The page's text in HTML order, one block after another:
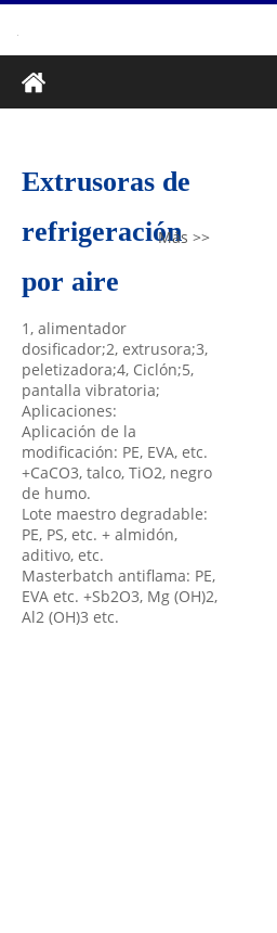
Extrusoras de
refrigeración
por aire
Más >>
1, alimentador
dosificador;2, extrusora;3,
peletizadora;4, Ciclón;5,
pantalla vibratoria;
Aplicaciones:
Aplicación de la
modificación: PE, EVA, etc.
+CaCO3, talco, TiO2, negro
de humo.
Lote maestro degradable:
PE, PS, etc. + almidón,
aditivo, etc.
Masterbatch antiflama: PE,
EVA etc. +Sb2O3, Mg (OH)2,
Al2 (OH)3 etc.